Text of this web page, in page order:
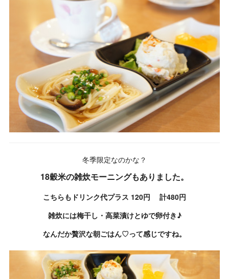
冬季限定なのかな？
18穀米の雑炊モーニングもありました。
こちらもドリンク代プラス 120円 計480円
雑炊には梅干し・高菜漬けとゆで卵付き♪
なんだか贅沢な朝ごはん♡って感じですね。